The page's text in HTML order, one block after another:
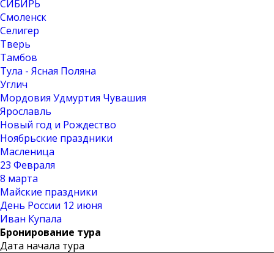
СИБИРЬ
Смоленск
Селигер
Тверь
Тамбов
Тула - Ясная Поляна
Углич
Мордовия Удмуртия Чувашия
Ярославль
Новый год и Рождество
Ноябрьские праздники
Масленица
23 Февраля
8 марта
Майские праздники
День России 12 июня
Иван Купала
Бронирование тура
Дата начала тура